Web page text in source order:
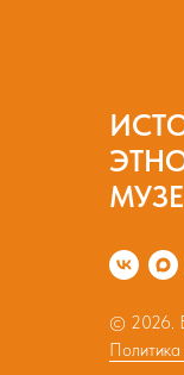
© 2026.